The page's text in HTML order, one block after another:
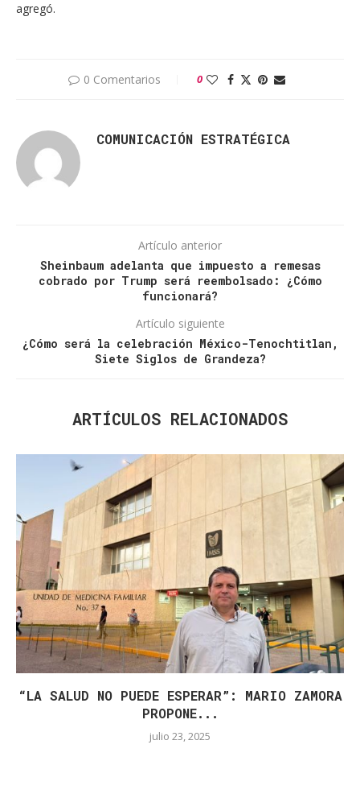
agregó.
0 Comentarios 0
COMUNICACIÓN ESTRATÉGICA
Artículo anterior
Sheinbaum adelanta que impuesto a remesas
cobrado por Trump será reembolsado: ¿Cómo
funcionará?
Artículo siguiente
¿Cómo será la celebración México-Tenochtitlan,
Siete Siglos de Grandeza?
ARTÍCULOS RELACIONADOS
“LA SALUD NO PUEDE ESPERAR”: MARIO ZAMORA
PROPONE...
julio 23, 2025